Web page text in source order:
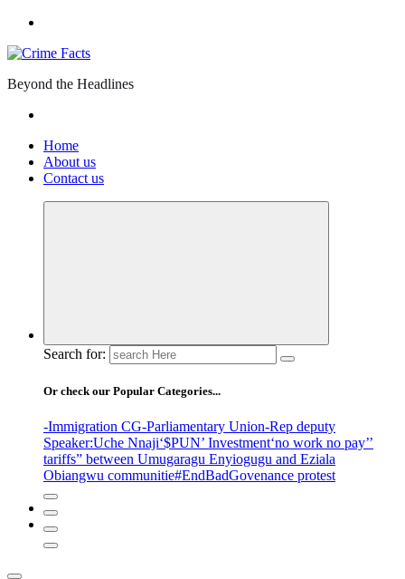
Beyond the Headlines
Home
About us
Contact us
Search for:
Or check our Popular Categories...
-Immigration CG-Parliamentary Union-Rep deputy
Speaker:Uche Nnaji‘$PUN’ Investment‘no work no pay’’
tariffs” between Umugaragu Enyiogugu and Eziala
Obiangwu communitie#EndBadGovenance protest